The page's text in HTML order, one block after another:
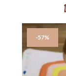
-57%